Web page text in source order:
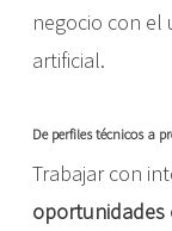
negocio con el
artificial.
De perfiles técnicos a
Trabajar con
oportunidades